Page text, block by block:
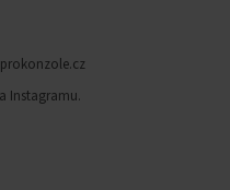
prokonzole.cz